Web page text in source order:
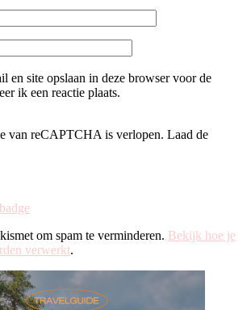
en site opslaan in deze browser voor de
ik een reactie plaats.
van reCAPTCHA is verlopen. Laad de
om spam te verminderen. Bekijk hoe je
verwerkt.